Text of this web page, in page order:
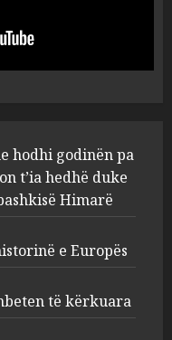
Tavo kërkon t’ia
njoftuar shkrirjen
bashkisë Himarë
më e nxehtë në
Europës
dronët, por tanket
hodhi godinën pa
t’ia hedhë duke
Himarë
e Europës
të kërkuara